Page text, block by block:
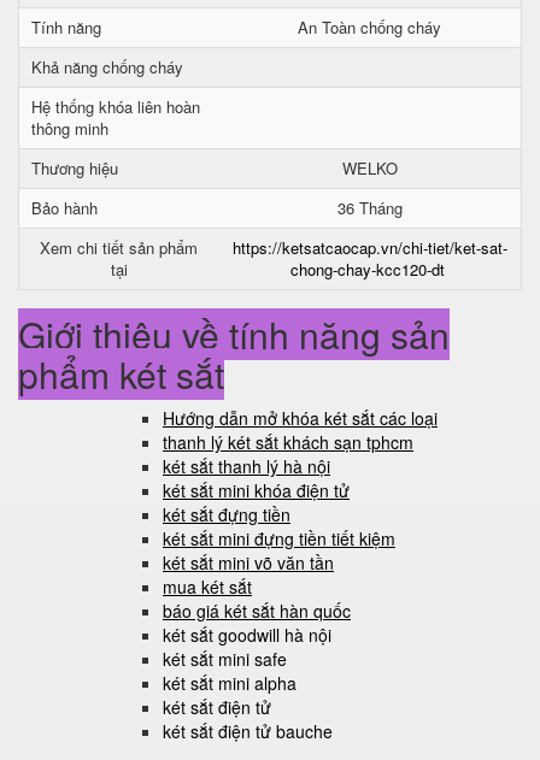
Tính năng
An Toàn chống cháy
Khả năng chống cháy
Hệ thống khóa liên hoàn
thông minh
Thương hiệu
WELKO
Bảo hành
36 Tháng
Xem chi tiết sản phẩm
tại
https://ketsatcaocap.vn/chi-tiet/ket-sat-
chong-chay-kcc120-dt
Giới thiệu về tính năng sản
phẩm két sắt
Hướng dẫn mở khóa két sắt các loại
thanh lý két sắt khách sạn tphcm
két sắt thanh lý hà nội
két sắt mini khóa điện tử
két sắt đựng tiền
két sắt mini đựng tiền tiết kiệm
két sắt mini võ văn tần
mua két sắt
báo giá két sắt hàn quốc
két sắt goodwill hà nội
két sắt mini safe
két sắt mini alpha
két sắt điện tử
két sắt điện tử bauche